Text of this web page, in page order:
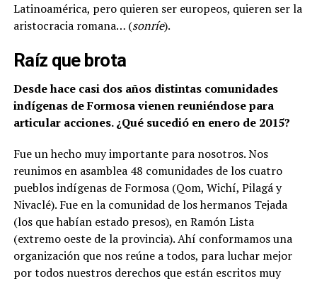
Latinoamérica, pero quieren ser europeos, quieren ser la
aristocracia romana… (sonríe).
Raíz que brota
Desde hace casi dos años distintas comunidades
indígenas de Formosa vienen reuniéndose para
articular acciones. ¿Qué sucedió en enero de 2015?
Fue un hecho muy importante para nosotros. Nos
reunimos en asamblea 48 comunidades de los cuatro
pueblos indígenas de Formosa (Qom, Wichí, Pilagá y
Nivaclé). Fue en la comunidad de los hermanos Tejada
(los que habían estado presos), en Ramón Lista
(extremo oeste de la provincia). Ahí conformamos una
organización que nos reúne a todos, para luchar mejor
por todos nuestros derechos que están escritos muy